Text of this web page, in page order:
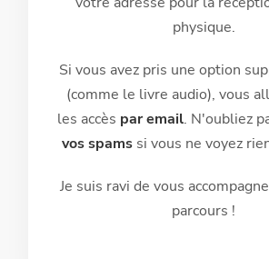
physique.
Si vous avez pris une option
(comme le livre audio), vous
les accès par email. N'oubliez
vos spams si vous ne voyez
Je suis ravi de vous
parcours !